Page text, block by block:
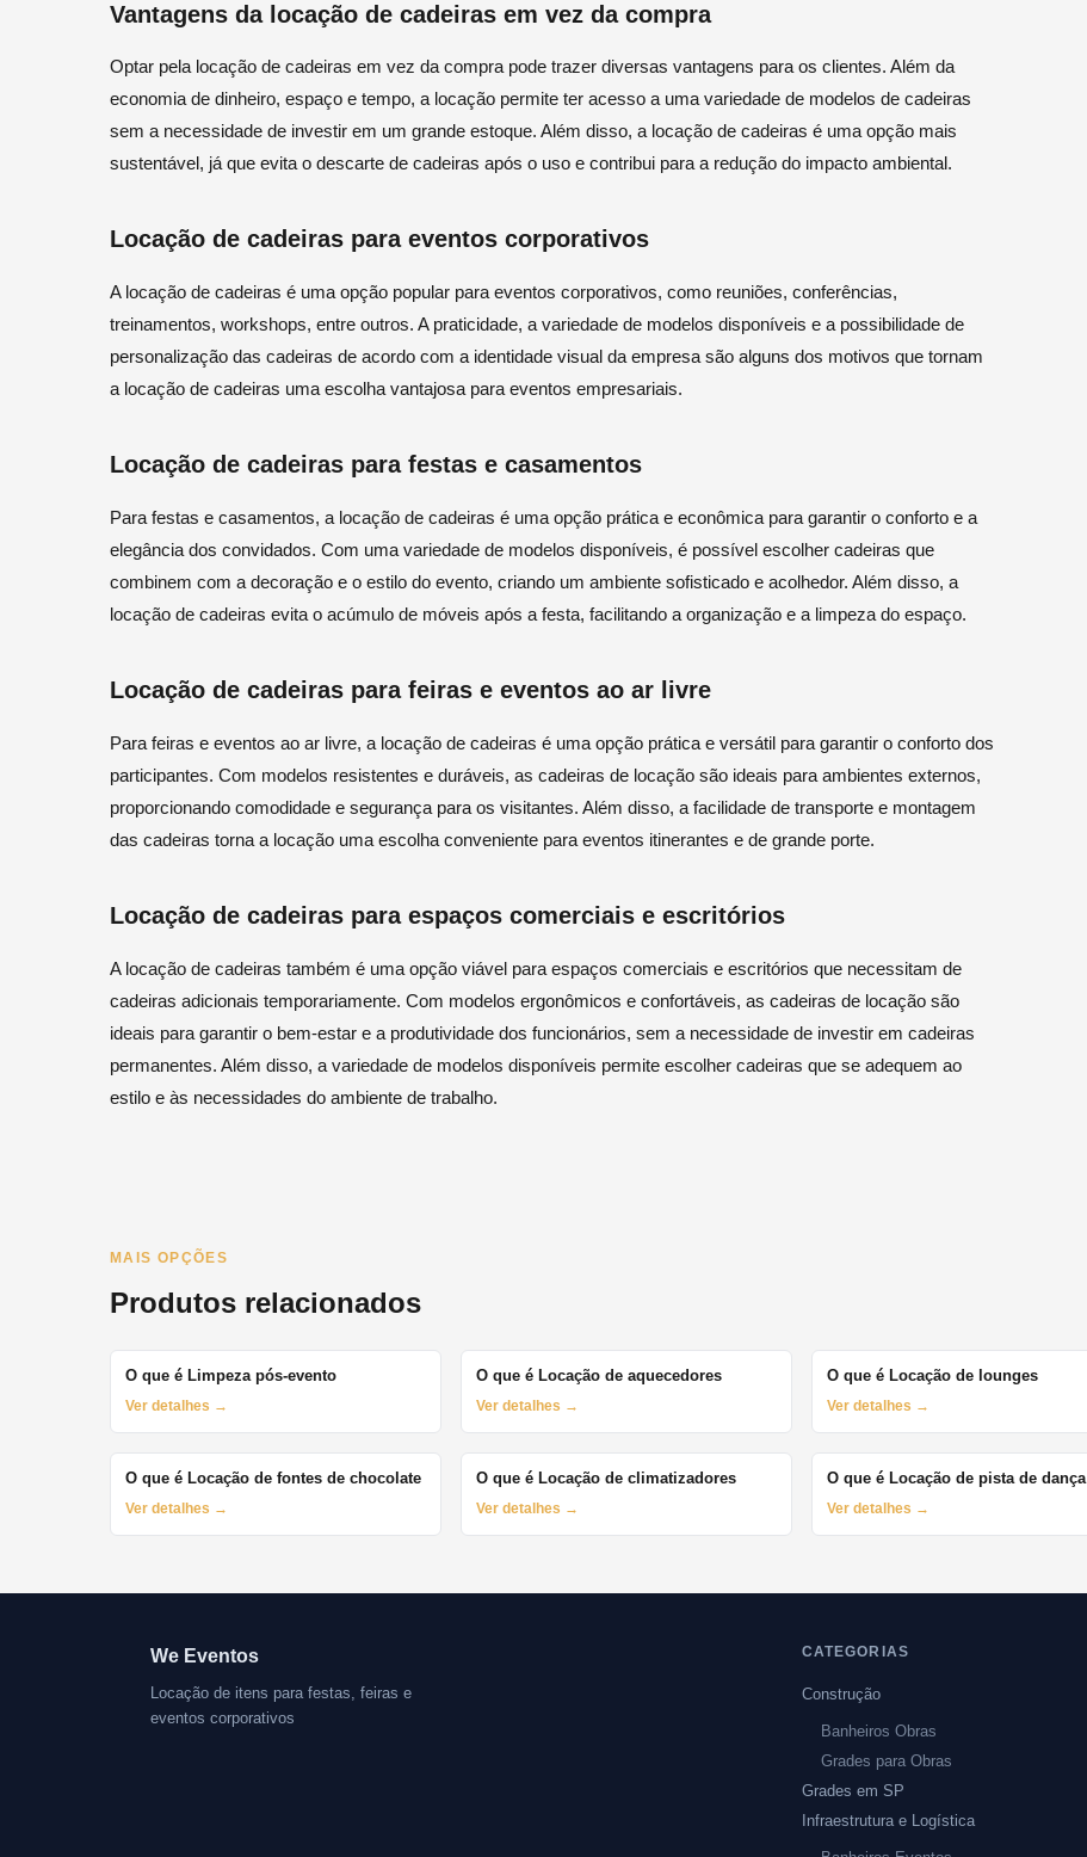
Vantagens da locação de cadeiras em vez da compra
Optar pela locação de cadeiras em vez da compra pode trazer diversas vantagens para os clientes. Além da
economia de dinheiro, espaço e tempo, a locação permite ter acesso a uma variedade de modelos de cadeiras
sem a necessidade de investir em um grande estoque. Além disso, a locação de cadeiras é uma opção mais
sustentável, já que evita o descarte de cadeiras após o uso e contribui para a redução do impacto ambiental.
Locação de cadeiras para eventos corporativos
A locação de cadeiras é uma opção popular para eventos corporativos, como reuniões, conferências,
treinamentos, workshops, entre outros. A praticidade, a variedade de modelos disponíveis e a possibilidade de
personalização das cadeiras de acordo com a identidade visual da empresa são alguns dos motivos que tornam
a locação de cadeiras uma escolha vantajosa para eventos empresariais.
Locação de cadeiras para festas e casamentos
Para festas e casamentos, a locação de cadeiras é uma opção prática e econômica para garantir o conforto e a
elegância dos convidados. Com uma variedade de modelos disponíveis, é possível escolher cadeiras que
combinem com a decoração e o estilo do evento, criando um ambiente sofisticado e acolhedor. Além disso, a
locação de cadeiras evita o acúmulo de móveis após a festa, facilitando a organização e a limpeza do espaço.
Locação de cadeiras para feiras e eventos ao ar livre
Para feiras e eventos ao ar livre, a locação de cadeiras é uma opção prática e versátil para garantir o conforto dos
participantes. Com modelos resistentes e duráveis, as cadeiras de locação são ideais para ambientes externos,
proporcionando comodidade e segurança para os visitantes. Além disso, a facilidade de transporte e montagem
das cadeiras torna a locação uma escolha conveniente para eventos itinerantes e de grande porte.
Locação de cadeiras para espaços comerciais e escritórios
A locação de cadeiras também é uma opção viável para espaços comerciais e escritórios que necessitam de
cadeiras adicionais temporariamente. Com modelos ergonômicos e confortáveis, as cadeiras de locação são
ideais para garantir o bem-estar e a produtividade dos funcionários, sem a necessidade de investir em cadeiras
permanentes. Além disso, a variedade de modelos disponíveis permite escolher cadeiras que se adequem ao
estilo e às necessidades do ambiente de trabalho.
MAIS OPÇÕES
Produtos relacionados
O que é Limpeza pós-evento
Ver detalhes →
O que é Locação de aquecedores
Ver detalhes →
O que é Locação de lounges
Ver detalhes →
O que é Locação de fontes de chocolate
Ver detalhes →
O que é Locação de climatizadores
Ver detalhes →
O que é Locação de pista de dança
Ver detalhes →
We Eventos
Locação de itens para festas, feiras e
eventos corporativos
CATEGORIAS
Construção
Banheiros Obras
Grades para Obras
Grades em SP
Infraestrutura e Logística